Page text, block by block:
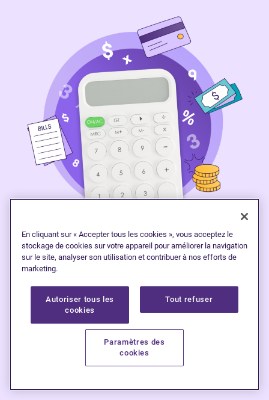
Calculateur de remboursement de
dettes
Explorez vosoptions
de remboursement de
dettes
En cliquant sur « Accepter tous les cookies », vous acceptez le
stockage de cookies sur votre appareil pour améliorer la navigation
sur le site, analyser son utilisation et contribuer à nos efforts de
marketing.
Autoriser tous les
cookies
Tout refuser
Paramètres des
cookies